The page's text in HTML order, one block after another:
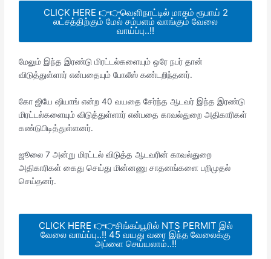
CLICK HERE 👉👉வெளிநாட்டில் மாதம் ரூபாய் 2
லட்சத்திற்கும் மேல் சம்பளம் வாங்கும் வேலை
வாய்ப்பு..!!
மேலும் இந்த இரண்டு மிரட்டல்களையும் ஒரே நபர் தான்
விடுத்துள்ளார் என்பதையும் போலீஸ் கண்டறிந்தனர்.
கோ ஜியே ஷியாங் என்ற 40 வயதை சேர்ந்த ஆடவர் இந்த இரண்டு
மிரட்டல்களையும் விடுத்துள்ளார் என்பதை காவல்துறை அதிகாரிகள்
கண்டுபிடித்துள்ளனர்.
ஜூலை 7 அன்று மிரட்டல் விடுத்த ஆடவரின் காவல்துறை
அதிகாரிகள் கைது செய்து மின்னணு சாதனங்களை பறிமுதல்
செய்தனர்.
CLICK HERE 👉👉சிங்கப்பூரில் NTS PERMIT இல்
வேலை வாய்ப்பு..!! 45 வயது வரை இந்த வேலைக்கு
அப்ளை செய்யலாம்..!!